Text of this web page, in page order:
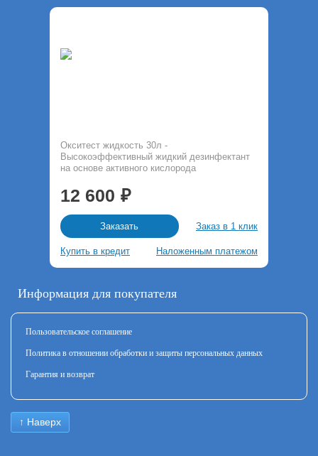
Информация для покупателя
Пользовательское соглашение
Политика в отношении обработки и защиты персональных данных
Гарантия и возврат
↑ Наверх
Окситест жидкость 30л -
Высокоэффективный жидкий дезинфектант
на основе активного кислорода
12 600
Заказать Заказ в 1 клик
Купить в кредит Наложенным платежом